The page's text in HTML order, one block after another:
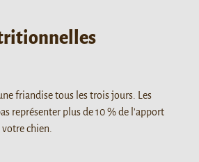
friandise tous les trois jours. Les
représenter plus de 10 % de l'apport
chien.